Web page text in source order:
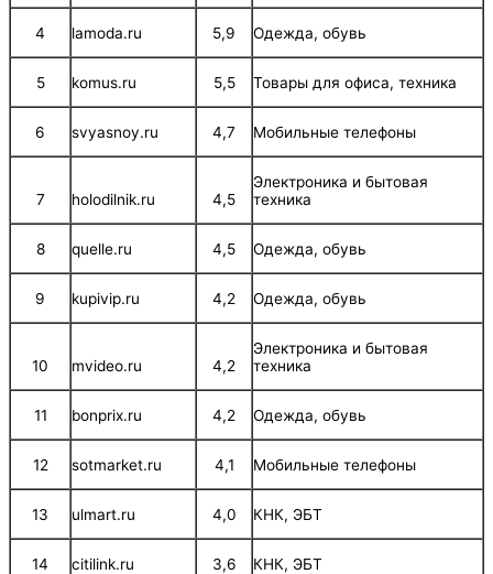
4 lamoda.ru 5,9 Одежда, обувь
5 komus.ru 5,5 Товары для офиса, техника
6 svyasnoy.ru 4,7 Мобильные телефоны
7 holodilnik.ru 4,5
Электроника и бытовая
техника
8 quelle.ru 4,5 Одежда, обувь
9 kupivip.ru 4,2 Одежда, обувь
10 mvideo.ru 4,2
Электроника и бытовая
техника
11 bonprix.ru 4,2 Одежда, обувь
12 sotmarket.ru 4,1 Мобильные телефоны
13 ulmart.ru 4,0 КНК, ЭБТ
14 citilink.ru 3,6 КНК, ЭБТ